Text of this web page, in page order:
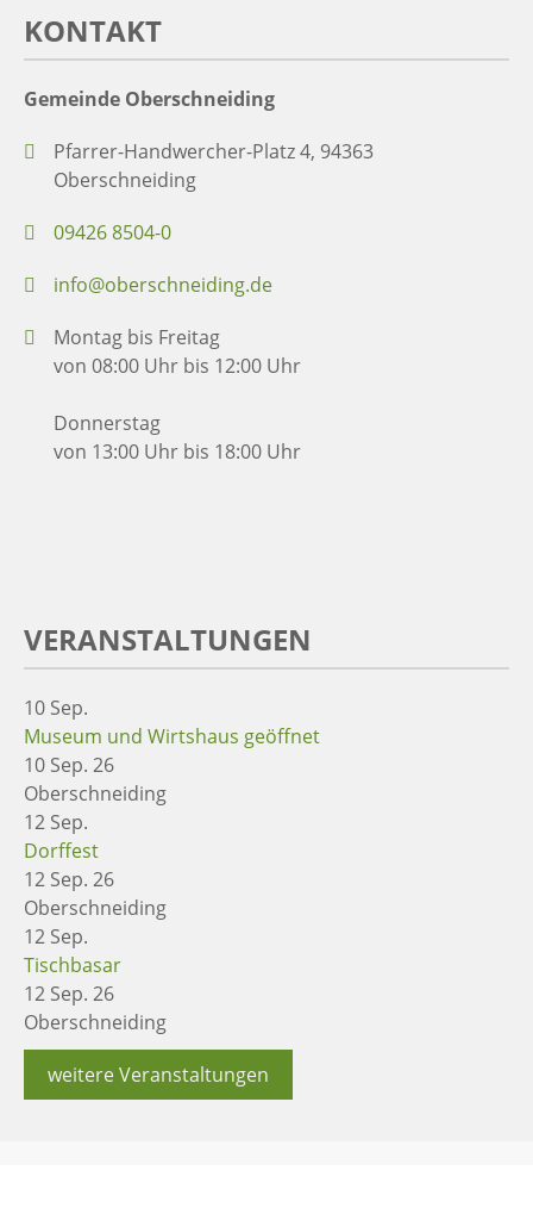
KONTAKT
Gemeinde Oberschneiding
Pfarrer-Handwercher-Platz 4, 94363
Oberschneiding
09426 8504-0
info@oberschneiding.de
Montag bis Freitag
von 08:00 Uhr bis 12:00 Uhr
Donnerstag
von 13:00 Uhr bis 18:00 Uhr
VERANSTALTUNGEN
10 Sep.
Museum und Wirtshaus geöffnet
10 Sep. 26
Oberschneiding
12 Sep.
Dorffest
12 Sep. 26
Oberschneiding
12 Sep.
Tischbasar
12 Sep. 26
Oberschneiding
weitere Veranstaltungen